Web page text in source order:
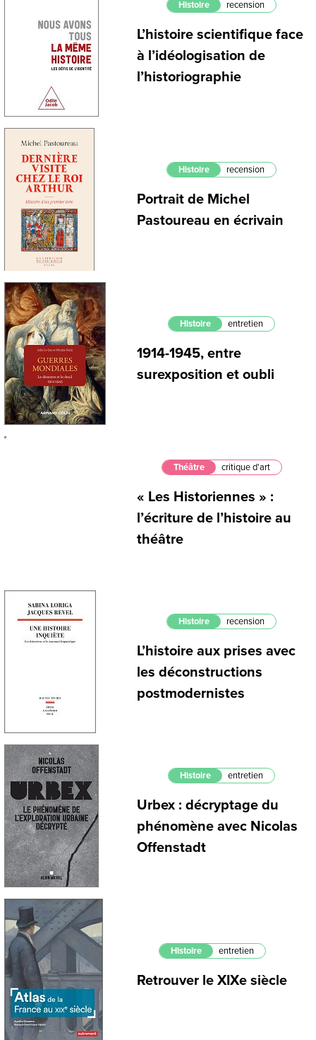
Histoire recension
L’histoire scientifique face
à l’idéologisation de
l’historiographie
Histoire recension
Portrait de Michel
Pastoureau en écrivain
Histoire entretien
1914-1945, entre
surexposition et oubli
Théâtre critique d'art
« Les Historiennes » :
l’écriture de l’histoire au
théâtre
Histoire recension
L’histoire aux prises avec
les déconstructions
postmodernistes
Histoire entretien
Urbex : décryptage du
phénomène avec Nicolas
Offenstadt
Histoire entretien
Retrouver le XIXe siècle